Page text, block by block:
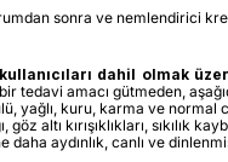
sonra ve nemlendirici
dahil olmak
tedavi amacı gütmeden,
yağlı, kuru, karma ve
göz altı kırışıklıkları,
daha aydınlık, canlı ve